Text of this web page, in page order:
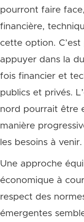
pourront faire
financière,
cette option.
appuyer dans la
fois financier et
publics et privés.
nord pourrait être
manière
les besoins à venir.
Une approche
économique à
respect des
émergentes